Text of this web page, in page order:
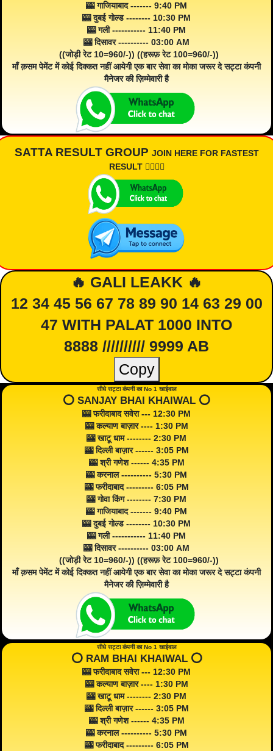
🎰 गाजियाबाद ------- 9:40 PM
🎰 दुबई गोल्ड -------- 10:30 PM
🎰 गली ----------- 11:40 PM
🎰 दिसावर ---------- 03:00 AM
((जोड़ी रेट 10=960/-)) ((हरूफ़ रेट 100=960/-))
माँ क़सम पेमेंट में कोई दिक्कत नहीं आयेगी एक बार सेवा का मोका जरूर दे सट्टा कंपनी
मैनेजर की ज़िम्मेवारी है
SATTA RESULT GROUP JOIN HERE FOR FASTEST
RESULT 👇🏾👇🏾
🔥 GALI LEAKK 🔥
12 34 45 56 67 78 89 90 14 63 29 00
47 WITH PALAT 1000 INTO
8888 ////////// 9999 AB
Copy
सीधे सट्टा कंपनी का No 1 खाईवाल
⭕️ SANJAY BHAI KHAIWAL ⭕️
🎰 फरीदाबाद सवेरा --- 12:30 PM
🎰 कल्याण बाज़ार ---- 1:30 PM
🎰 खाटू धाम -------- 2:30 PM
🎰 दिल्ली बाज़ार ------ 3:05 PM
🎰 श्री गणेश ------ 4:35 PM
🎰 करनाल ---------- 5:30 PM
🎰 फरीदाबाद --------- 6:05 PM
🎰 गोवा किंग -------- 7:30 PM
🎰 गाजियाबाद ------- 9:40 PM
🎰 दुबई गोल्ड -------- 10:30 PM
🎰 गली ----------- 11:40 PM
🎰 दिसावर ---------- 03:00 AM
((जोड़ी रेट 10=960/-)) ((हरूफ़ रेट 100=960/-))
माँ क़सम पेमेंट में कोई दिक्कत नहीं आयेगी एक बार सेवा का मोका जरूर दे सट्टा कंपनी
मैनेजर की ज़िम्मेवारी है
सीधे सट्टा कंपनी का No 1 खाईवाल
⭕️ RAM BHAI KHAIWAL ⭕️
🎰 फरीदाबाद सवेरा --- 12:30 PM
🎰 कल्याण बाज़ार ---- 1:30 PM
🎰 खाटू धाम -------- 2:30 PM
🎰 दिल्ली बाज़ार ------ 3:05 PM
🎰 श्री गणेश ------ 4:35 PM
🎰 करनाल ---------- 5:30 PM
🎰 फरीदाबाद --------- 6:05 PM